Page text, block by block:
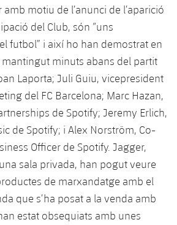
motiu de l’anunci de l’aparició
del Club, són “uns
futbol” i així ho han demostrat en
minuts abans del partit
Laporta; Juli Guiu, vicepresident
del FC Barcelona; Marc Hazan,
de Spotify; Jeremy Erlich,
de Spotify; i Alex Norström, Co-
Officer de Spotify. Jagger,
sala privada, han pogut veure
de marxandatge amb el
que s’ha posat a la venda amb
estat obsequiats amb unes